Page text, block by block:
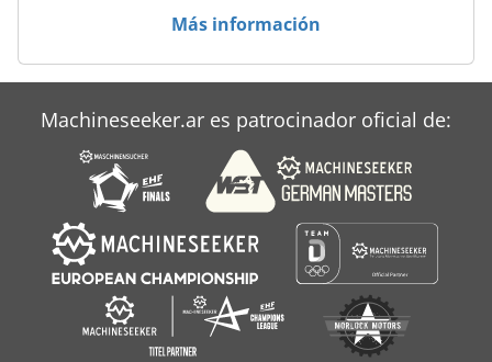
Más información
Machineseeker.ar es patrocinador oficial de: